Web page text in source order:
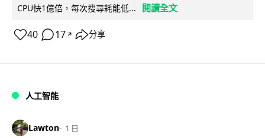
CPU快1億倍，每次搜尋耗能低...
閱讀全文
40 17 ↗ 分享
人工智能
Lawton 1 日